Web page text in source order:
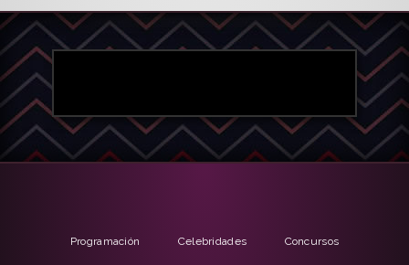
Programación Celebridades Concursos